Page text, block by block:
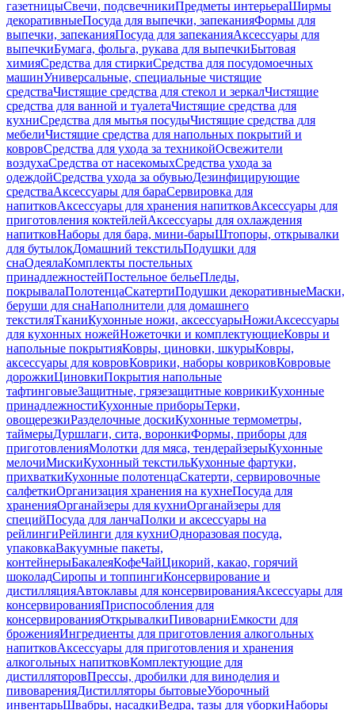
газетницыСвечи, подсвечникиПредметы интерьераШирмы
декоративныеПосуда для выпечки, запеканияФормы для
выпечки, запеканияПосуда для запеканияАксессуары для
выпечкиБумага, фольга, рукава для выпечкиБытовая
химияСредства для стиркиСредства для посудомоечных
машинУниверсальные, специальные чистящие
средстваЧистящие средства для стекол и зеркалЧистящие
средства для ванной и туалетаЧистящие средства для
кухниСредства для мытья посудыЧистящие средства для
мебелиЧистящие средства для напольных покрытий и
ковровСредства для ухода за техникойОсвежители
воздухаСредства от насекомыхСредства ухода за
одеждойСредства ухода за обувьюДезинфицирующие
средстваАксессуары для бараСервировка для
напитковАксессуары для хранения напитковАксессуары для
приготовления коктейлейАксессуары для охлаждения
напитковНаборы для бара, мини-барыШтопоры, открывалки
для бутылокДомашний текстильПодушки для
снаОдеялаКомплекты постельных
принадлежностейПостельное бельеПледы,
покрывалаПолотенцаСкатертиПодушки декоративныеМаски,
беруши для снаНаполнители для домашнего
текстиляТканиКухонные ножи, аксессуарыНожиАксессуары
для кухонных ножейНожеточки и комплектующиеКовры и
напольные покрытияКовры, циновки, шкурыКовры,
аксессуары для ковровКоврики, наборы ковриковКовровые
дорожкиЦиновкиПокрытия напольные
тафтинговыеЗащитные, грязезащитные коврикиКухонные
принадлежностиКухонные приборыТерки,
овощерезкиРазделочные доскиКухонные термометры,
таймерыДуршлаги, сита, воронкиФормы, приборы для
приготовленияМолотки для мяса, тендерайзерыКухонные
мелочиМискиКухонный текстильКухонные фартуки,
прихваткиКухонные полотенцаСкатерти, сервировочные
салфеткиОрганизация хранения на кухнеПосуда для
храненияОрганайзеры для кухниОрганайзеры для
специйПосуда для ланчаПолки и аксессуары на
рейлингиРейлинги для кухниОдноразовая посуда,
упаковкаВакуумные пакеты,
контейнерыБакалеяКофеЧайЦикорий, какао, горячий
шоколадСиропы и топпингиКонсервирование и
дистилляцияАвтоклавы для консервированияАксессуары для
консервированияПриспособления для
консервированияОткрывалкиПивоварниЕмкости для
броженияИнгредиенты для приготовления алкогольных
напитковАксессуары для приготовления и хранения
алкогольных напитковКомплектующие для
дистилляторовПрессы, дробилки для виноделия и
пивоваренияДистилляторы бытовыеУборочный
инвентарьШвабры, насадкиВедра, тазы для уборкиНаборы